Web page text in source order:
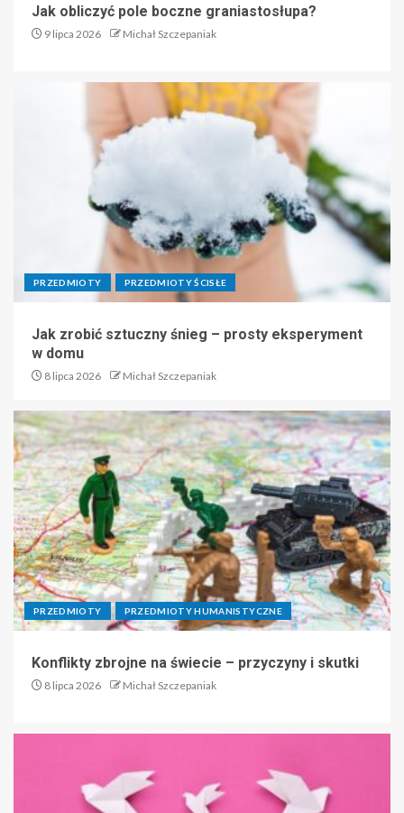
Jak obliczyć pole boczne graniastosłupa?
9 lipca 2026 Michał Szczepaniak
PRZEDMIOTY PRZEDMIOTY ŚCISŁE
Jak zrobić sztuczny śnieg – prosty eksperyment
w domu
8 lipca 2026 Michał Szczepaniak
PRZEDMIOTY PRZEDMIOTY HUMANISTYCZNE
Konflikty zbrojne na świecie – przyczyny i skutki
8 lipca 2026 Michał Szczepaniak